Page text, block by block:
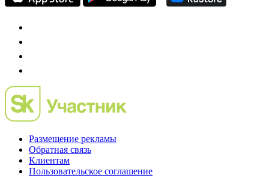
Размещение рекламы
Обратная связь
Клиентам
Пользовательское соглашение